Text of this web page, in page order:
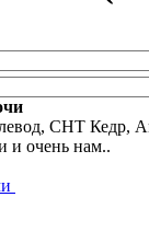
СНТ Кедр,
и очень нам..